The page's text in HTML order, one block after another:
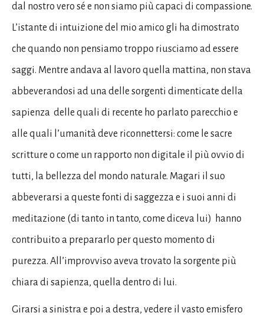
dal nostro vero sé e non siamo più capaci di compassione.
L’istante di intuizione del mio amico gli ha dimostrato
che quando non pensiamo troppo riusciamo ad essere
saggi. Mentre andava al lavoro quella mattina, non stava
abbeverandosi ad una delle sorgenti dimenticate della
sapienza delle quali di recente ho parlato parecchio e
alle quali l’umanità deve riconnettersi: come le sacre
scritture o come un rapporto non digitale il più ovvio di
tutti, la bellezza del mondo naturale. Magari il suo
abbeverarsi a queste fonti di saggezza e i suoi anni di
meditazione (di tanto in tanto, come diceva lui) hanno
contribuito a prepararlo per questo momento di
purezza. All’improvviso aveva trovato la sorgente più
chiara di sapienza, quella dentro di lui.
Girarsi a sinistra e poi a destra, vedere il vasto emisfero